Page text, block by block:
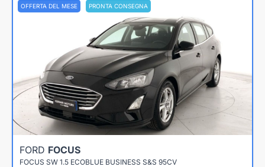
OFFERTA DEL MESE PRONTA CONSEGNA
FORD FOCUS
FOCUS SW 1.5 ECOBLUE BUSINESS S&S 95CV